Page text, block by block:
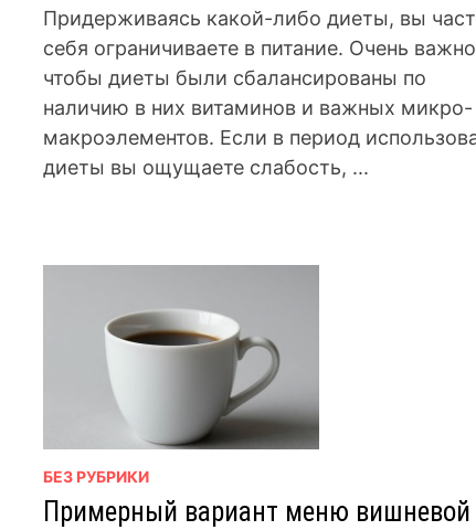
Придерживаясь какой-либо диеты, вы
себя ограничиваете в питание. Очень важно
чтобы диеты были сбалансированы по
наличию в них витаминов и важных
макроэлементов. Если в период
диеты вы ощущаете слабость, ...
БЕЗ РУБРИКИ
Примерный вариант меню вишневой